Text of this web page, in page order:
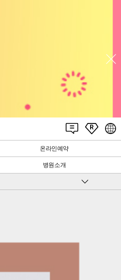
온라인예약
병원소개